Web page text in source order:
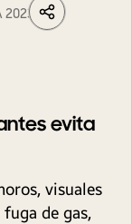
2023
LinkedIn
Share
evita
visuales
de gas,